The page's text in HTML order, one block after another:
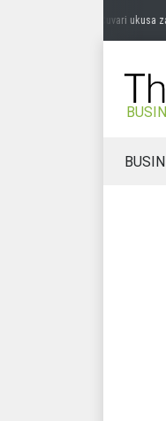
MIĆANOVIĆ: Čuvari ukusa